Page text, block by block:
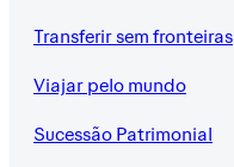
Transferir sem fronteiras
Viajar pelo mundo
Sucessão Patrimonial